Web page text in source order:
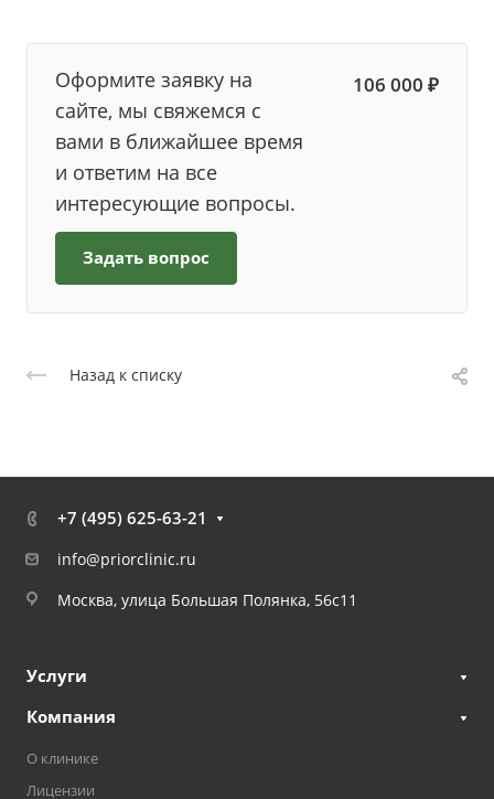
Оформите заявку на
сайте, мы свяжемся с
вами в ближайшее время
и ответим на все
интересующие вопросы.
106 000 ₽
Задать вопрос
Назад к списку
+7 (495) 625-63-21
info@priorclinic.ru
Москва, улица Большая Полянка, 56с11
Услуги
Компания
О клинике
Лицензии